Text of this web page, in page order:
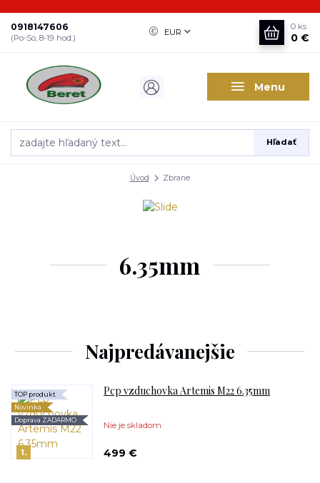
Menu
EUR
Hľadať
0918147606
(Po-So, 8-19 hod.)
0 ks
0 €
Úvod Zbrane
6.35mm
Najpredávanejšie
1.
Pcp vzduchovka Artemis M22 6.35mm
Nie je skladom
TOP produkt
Novinka
Doprava ZADARMO
499 €